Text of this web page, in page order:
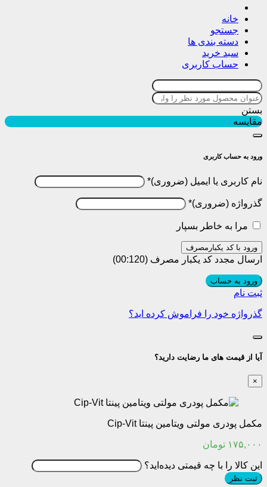
خانه
جستجو
دسته بندی ها
سبد خرید
حساب کاربری
بستن
مقایسه
ورود به حساب کاربری
نام کاربری یا ایمیل *
گذرواژه *
مرا به خاطر بسپار
ورود با کد یکبارمصرف
ارسال مجدد کد یکبار مصرف (00:
120
)
ورود به حساب
ثبت نام
گذرواژه خود را فراموش کرده اید؟
آیا از قیمت های ما رضایت دارید؟
×
مکمل پودری مولتی ویتامین پینتا Cip-Vit
۱۷۵,۰۰۰ تومان
این کالا را با چه قیمتی دیده‌اید؟
ثبت نظر